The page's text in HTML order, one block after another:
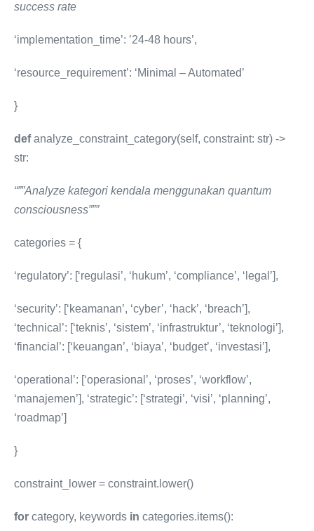
success rate
‘implementation_time’: ’24-48 hours’,
‘resource_requirement’: ‘Minimal – Automated’
}
defanalyze_constraint_category(self, constraint: str) ->
str:
“””Analyze kategori kendala menggunakan quantum
consciousness”””
categories = {
‘regulatory’: [‘regulasi’, ‘hukum’, ‘compliance’, ‘legal’],
‘security’: [‘keamanan’, ‘cyber’, ‘hack’, ‘breach’],
‘technical’: [‘teknis’, ‘sistem’, ‘infrastruktur’, ‘teknologi’],
‘financial’: [‘keuangan’, ‘biaya’, ‘budget’, ‘investasi’],
‘operational’: [‘operasional’, ‘proses’, ‘workflow’,
‘manajemen’], ‘strategic’: [‘strategi’, ‘visi’, ‘planning’,
‘roadmap’]
}
constraint_lower = constraint.lower()
for category, keywords in categories.items():